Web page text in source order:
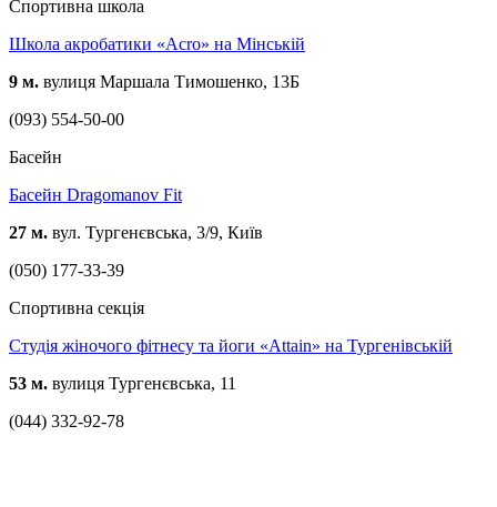
Спортивна школа
Школа акробатики «Acro» на Мінській
9 м. вулиця Маршала Тимошенко, 13Б
(093) 554-50-00
Басейн
Басейн Dragomanov Fit
27 м. вул. Тургенєвська, 3/9, Київ
(050) 177-33-39
Спортивна секція
Студія жіночого фітнесу та йоги «Attain» на Тургенівській
53 м. вулиця Тургенєвська, 11
(044) 332-92-78